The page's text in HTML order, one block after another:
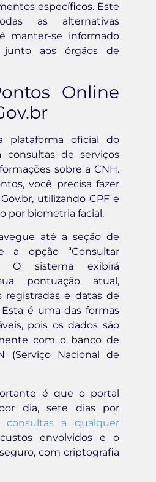
específicos. Este
as alternativas
manter-se informado
junto aos órgãos de
Online
plataforma oficial do
consultas de serviços
sobre a CNH.
você precisa fazer
utilizando CPF e
por biometria facial.
até a seção de
a opção “Consultar
O sistema exibirá
pontuação atual,
registradas e datas de
é uma das formas
pois os dados são
com o banco de
(Serviço Nacional de
é que o portal
dia, sete dias por
consultas a qualquer
envolvidos e o
com criptografia